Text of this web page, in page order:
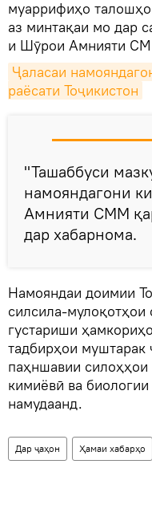
муаррифиҳо
аз минтақаи мо дар
и Шӯрои Амнияти
Ҷаласаи
раёсати Тоҷикистон
"Ташаббуси
намояндагони
Амнияти СММ
дар хабарнома.
Намояндаи доимии
силсила-мулоқотҳои
густариши
тадбирҳои муштарак
паҳншавии
кимиёвӣ ва
намудаанд.
Дар ҷаҳон Ҳамаи хабарҳо